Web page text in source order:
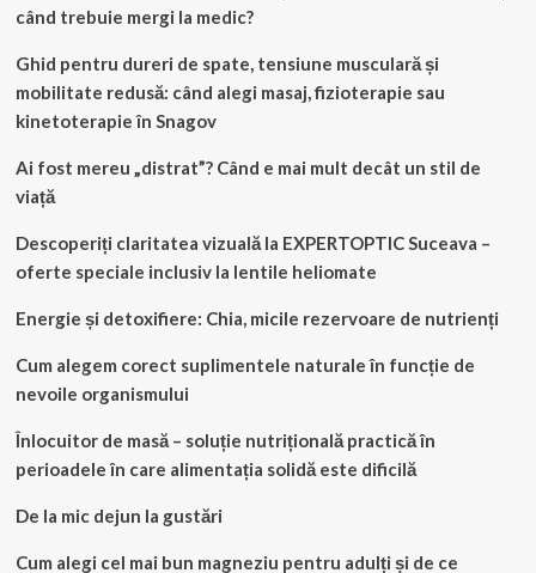
când trebuie mergi la medic?
Ghid pentru dureri de spate, tensiune musculară și
mobilitate redusă: când alegi masaj, fizioterapie sau
kinetoterapie în Snagov
Ai fost mereu „distrat”? Când e mai mult decât un stil de
viață
Descoperiți claritatea vizuală la EXPERTOPTIC Suceava –
oferte speciale inclusiv la lentile heliomate
Energie și detoxifiere: Chia, micile rezervoare de nutrienți
Cum alegem corect suplimentele naturale în funcție de
nevoile organismului
Înlocuitor de masă – soluție nutrițională practică în
perioadele în care alimentația solidă este dificilă
De la mic dejun la gustări
Cum alegi cel mai bun magneziu pentru adulți și de ce